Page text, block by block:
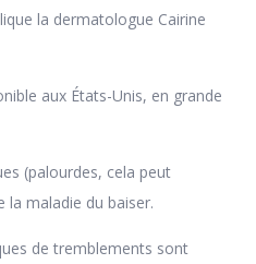
la dermatologue Cairine
aux États-Unis, en grande
(palourdes, cela peut
la maladie du baiser.
de tremblements sont